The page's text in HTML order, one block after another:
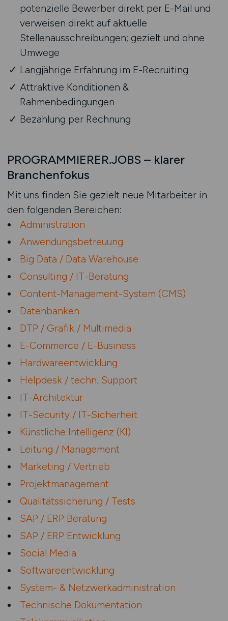
potenzielle Bewerber direkt per E-Mail und
verweisen direkt auf aktuelle
Stellenausschreibungen; gezielt und ohne
Umwege
Langjährige Erfahrung im E-Recruiting
Attraktive Konditionen &
Rahmenbedingungen
Bezahlung per Rechnung
PROGRAMMIERER.JOBS – klarer
Branchenfokus
Mit uns finden Sie gezielt neue Mitarbeiter in
den folgenden Bereichen:
Administration
Anwendungsbetreuung
Big Data / Data Warehouse
Consulting / IT-Beratung
Content-Management-System (CMS)
Datenbanken
DTP / Grafik / Multimedia
E-Commerce / E-Business
Hardwareentwicklung
Helpdesk / techn. Support
IT-Architektur
IT-Security / IT-Sicherheit
Künstliche Intelligenz (KI)
Leitung / Management
Marketing / Vertrieb
Projektmanagement
Qualitätssicherung / Tests
SAP / ERP Beratung
SAP / ERP Entwicklung
Social Media
Softwareentwicklung
System- & Netzwerkadministration
Technische Dokumentation